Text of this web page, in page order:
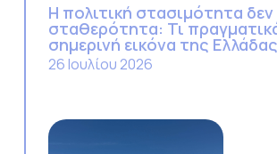
Η πολιτική στασιμότητα δεν
σταθερότητα: Τι
σημερινή εικόνα της Ελλάδας
26 Ιουλίου 2026